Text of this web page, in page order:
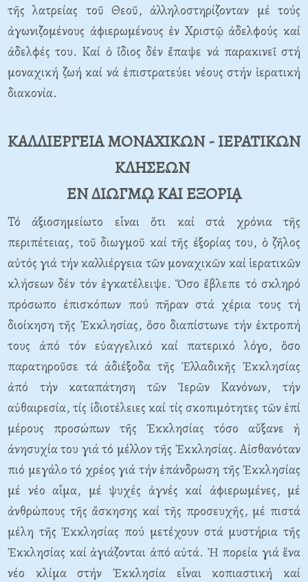
τῆς λατρείας τοῦ Θεοῦ, ἀλληλοστηρίζονταν μέ τούς
ἀγωνιζομένους ἀφιερωμένους ἐν Χριστῷ ἀδελφούς καί
ἀδελφές του. Καί ὁ ἴδιος δέν ἔπαψε νά παρακινεῖ στή
μοναχική ζωή καί νά ἐπιστρατεύει νέους στήν ἱερατική
διακονία.
ΚΑΛΛΙΕΡΓΕΙΑ ΜΟΝΑΧΙΚΩΝ - ΙΕΡΑΤΙΚΩΝ
ΚΛΗΣΕΩΝ
ΕΝ ΔΙΩΓΜῼ ΚΑΙ ΕΞΟΡΙᾼ
Τό ἀξιοσημείωτο εἶναι ὅτι καί στά χρόνια τῆς
περιπέτειας, τοῦ διωγμοῦ καί τῆς ἐξορίας του, ὁ ζῆλος
αὐτός γιά τήν καλλιέργεια τῶν μοναχικῶν καί ἱερατικῶν
κλήσεων δέν τόν ἐγκατέλειψε. Ὅσο ἔβλεπε τό σκληρό
πρόσωπο ἐπισκόπων πού πῆραν στά χέρια τους τή
διοίκηση τῆς Ἐκκλησίας, ὅσο διαπίστωνε τήν ἐκτροπή
τους ἀπό τόν εὐαγγελικό καί πατερικό λόγο, ὅσο
παρατηροῦσε τά ἀδιέξοδα τῆς Ἑλλαδικῆς Ἐκκλησίας
ἀπό τήν καταπάτηση τῶν Ἱερῶν Κανόνων, τήν
αὐθαιρεσία, τίς ἰδιοτέλειες καί τίς σκοπιμότητες τῶν ἐπί
μέρους προσώπων τῆς Ἐκκλησίας τόσο αὔξανε ἡ
ἀνησυχία του γιά τό μέλλον τῆς Ἐκκλησίας. Αἰσθανόταν
πιό μεγάλο τό χρέος γιά τήν ἐπάνδρωση τῆς Ἐκκλησίας
μέ νέο αἷμα, μέ ψυχές ἁγνές καί ἀφιερωμένες, μέ
ἀνθρώπους τῆς ἄσκησης καί τῆς προσευχῆς, μέ πιστά
μέλη τῆς Ἐκκλησίας πού μετέχουν στά μυστήρια τῆς
Ἐκκλησίας καί ἁγιάζονται ἀπό αὐτά. Ἡ πορεία γιά ἕνα
νέο κλίμα στήν Ἐκκλησία εἶναι κοπιαστική καί